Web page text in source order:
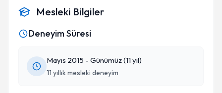
Mesleki Bilgiler
Deneyim Süresi
Mayıs 2015 - Günümüz (11 yıl)
11 yıllık mesleki deneyim